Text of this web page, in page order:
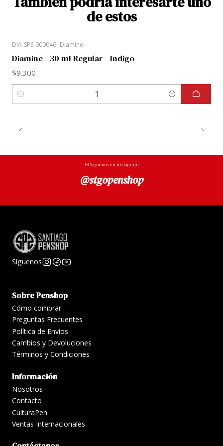
de estos
DIA-SPS-000046| Diamine
Diamine - 30 ml Regular - Indigo
$9.300
Cantidad
Síguenos en Instagram
@stgopenshop
Síguenos
Sobre Penshop
Cómo comprar
Preguntas Frecuentes
Política de Envíos
Cambios y Devoluciones
Términos y Condiciones
Información
Nosotros
Contacto
CulturaPen
Ventas Internacionales